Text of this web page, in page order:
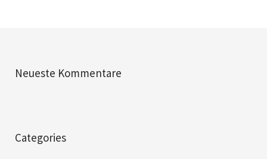
Neueste Kommentare
Categories